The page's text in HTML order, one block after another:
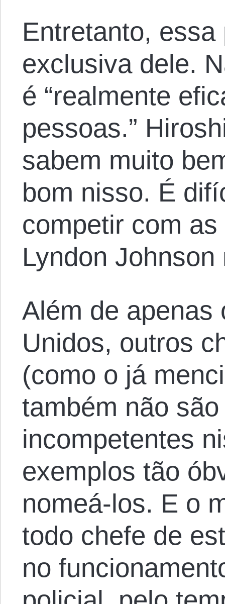
Entretanto,
exclusiva dele.
é “realmente
pessoas.”
sabem muito
bom nisso. É
competir com
Lyndon Johnson
Além de apenas
Unidos, outros
(como o já
também não
incompetentes
exemplos tão
nomeá-los. E o
todo chefe de
no